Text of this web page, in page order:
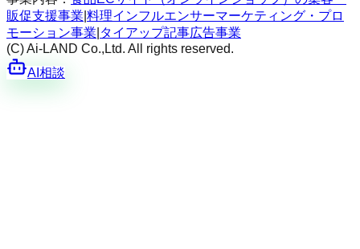
販促支援事業 料理インフルエンサーマーケティング・プロ
モーション事業 タイアップ記事広告事業
(C) Ai-LAND Co.,Ltd. All rights reserved.
AI相談